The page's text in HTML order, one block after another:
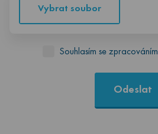
Vybrat soubor
Souhlasím se zpracováním
Odeslat